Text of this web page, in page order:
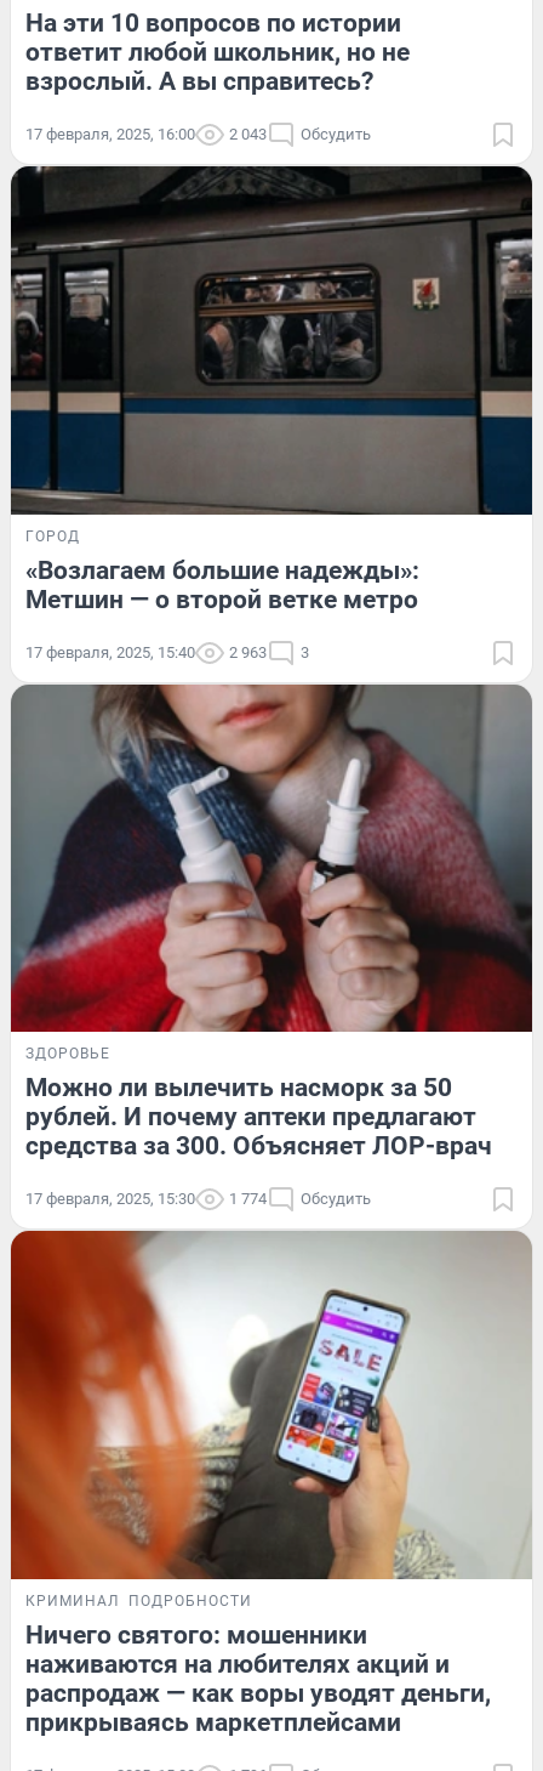
На эти 10 вопросов по истории
ответит любой школьник, но не
взрослый. А вы справитесь?
17 февраля, 2025, 16:00 2 043 Обсудить
ГОРОД
«Возлагаем большие надежды»:
Метшин — о второй ветке метро
17 февраля, 2025, 15:40 2 963 3
ЗДОРОВЬЕ
Можно ли вылечить насморк за 50
рублей. И почему аптеки предлагают
средства за 300. Объясняет ЛОР-врач
17 февраля, 2025, 15:30 1 774 Обсудить
КРИМИНАЛ ПОДРОБНОСТИ
Ничего святого: мошенники
наживаются на любителях акций и
распродаж — как воры уводят деньги,
прикрываясь маркетплейсами